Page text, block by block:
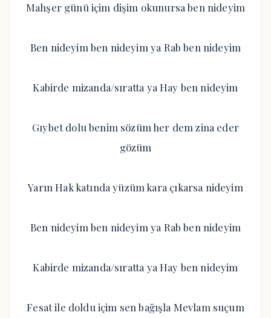
Mahşer günü içim dişim okunursa ben nideyim
Ben nideyim ben nideyim ya Rab ben nideyim
Kabirde mizanda/sıratta ya Hay ben nideyim
Gıybet dolu benim sözüm her dem zina eder
gözüm
Yarın Hak katında yüzüm kara çıkarsa nideyim
Ben nideyim ben nideyim ya Rab ben nideyim
Kabirde mizanda/sıratta ya Hay ben nideyim
Fesat ile doldu içim sen bağışla Mevlam suçum